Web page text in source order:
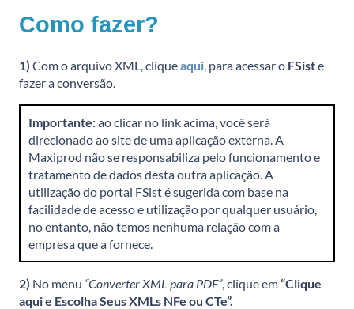
Como fazer?
1) Com o arquivo XML, cliqueaqui , para acessar o FSiste
fazer a conversão.
Importante:ao clicar no link acima, você será
direcionado ao site de uma aplicação externa. A
Maxiprod não se responsabiliza pelo funcionamento e
tratamento de dados desta outra aplicação. A
utilização do portal FSist é sugerida com base na
facilidade de acesso e utilização por qualquer usuário,
no entanto, não temos nenhuma relação com a
empresa que a fornece.
2) No menu “Converter XML para PDF”, clique em“Clique
aqui e Escolha Seus XMLs NFe ou CTe”.